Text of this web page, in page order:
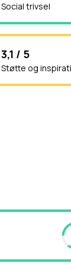
Social trivsel
3,1 / 5
Støtte og